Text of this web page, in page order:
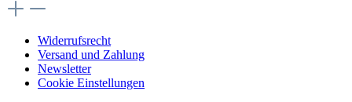
Widerrufsrecht
Versand und Zahlung
Newsletter
Cookie Einstellungen